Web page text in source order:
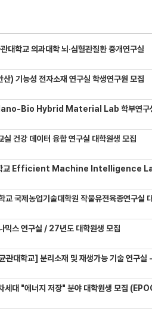
대학교 의과대학 뇌·심혈관질환 중개연구실
) 기능성 전자소재 연구실 학생연구원 모집
Bio Hybrid Material Lab 학부연구
건강 데이터 융합 연구실 대학원생 모집
교 Efficient Machine Intelligence Lab
교 국제농업기술대학원 작물유전육종연구실
믹스 연구실 / 27년도 대학원생 모집
관대학교] 분리소재 및 재생가능 기술 연구실 -
세대 "에너지 저장" 분야 대학원생 모집